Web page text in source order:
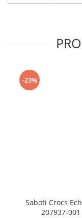
-23%
Saboti Crocs
207937-001